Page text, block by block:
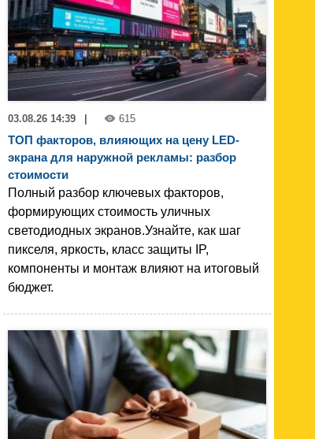
03.08.26 14:39 615
ТОП факторов, влияющих на цену LED-
экрана для наружной рекламы: разбор
стоимости
Полный разбор ключевых факторов,
формирующих стоимость уличных
светодиодных экранов.Узнайте, как шаг
пикселя, яркость, класс защиты IP,
компоненты и монтаж влияют на итоговый
бюджет.